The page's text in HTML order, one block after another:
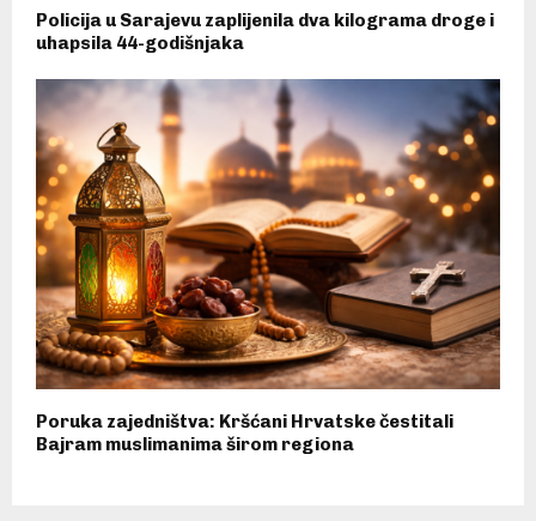
Policija u Sarajevu zaplijenila dva kilograma droge i
uhapsila 44-godišnjaka
Poruka zajedništva: Kršćani Hrvatske čestitali
Bajram muslimanima širom regiona